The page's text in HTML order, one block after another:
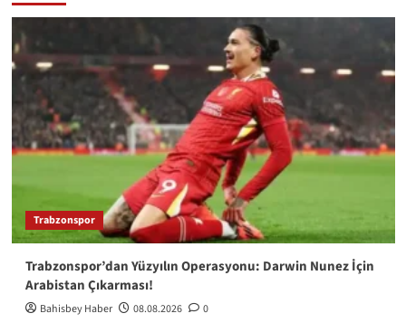
Trabzonspor
Trabzonspor’dan Yüzyılın Operasyonu: Darwin Nunez İçin
Arabistan Çıkarması!
Bahisbey Haber 08.08.2026 0